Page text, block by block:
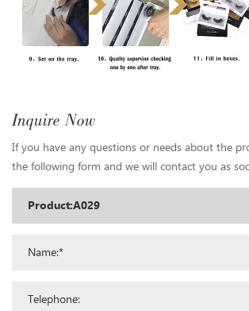
Inquire Now
If you have any questions or needs about the
the following form and we will contact you as